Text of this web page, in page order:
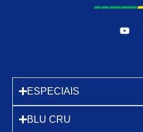
ESPECIAIS
BLU CRU